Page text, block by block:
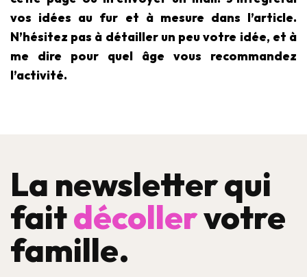
vos idées au fur et à mesure dans l’article.
N’hésitez pas à détailler un peu votre idée, et à
me dire pour quel âge vous recommandez
l’activité.
La newsletter qui
faitdécollervotre
famille.